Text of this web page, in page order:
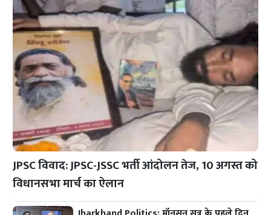
JPSC विवाद: JPSC-JSSC भर्ती आंदोलन तेज, 10 अगस्त को
विधानसभा मार्च का ऐलान